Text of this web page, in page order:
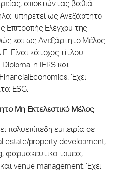
αποκτώντας βαθιά
υπηρετεί ως Ανεξάρτητο
Επιτροπής Ελέγχου της
και ως Ανεξάρτητο Μέλος
Είναι κάτοχος τίτλου
in IFRS και
Έχει
ESG.
Μη Εκτελεστικό Μέλος
πολυεπίπεδη εμπειρία σε
estate/property development,
φαρμακευτικό τομέα,
και venue management. Έχει